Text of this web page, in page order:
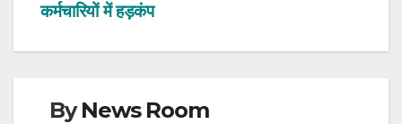
कर्मचारियों में हड़कंप
ByNews Room